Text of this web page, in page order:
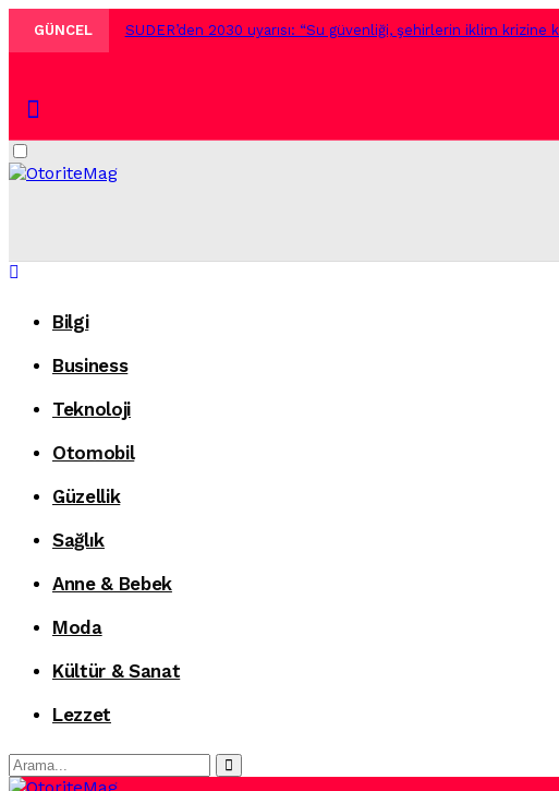
GÜNCEL SUDER’den 2030 uyarısı: “Su güvenliği, şehirlerin iklim krizine
Siber saldırganların yeni hedefi tatilciler: Kaspersky’den
Yaz sabahlarının buluşma noktası: Ethem Efendi Kahvaltı.
Dark
mode
Bilgi
Business
Teknoloji
Otomobil
Güzellik
Sağlık
Anne & Bebek
Moda
Kültür & Sanat
Lezzet